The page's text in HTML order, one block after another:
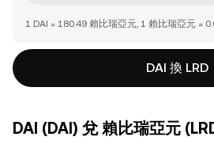
1 DAI = 180.49 賴比瑞亞元, 1 賴比瑞亞元 =
DAI 換 LRD
DAI (DAI) 兌 賴比瑞亞元